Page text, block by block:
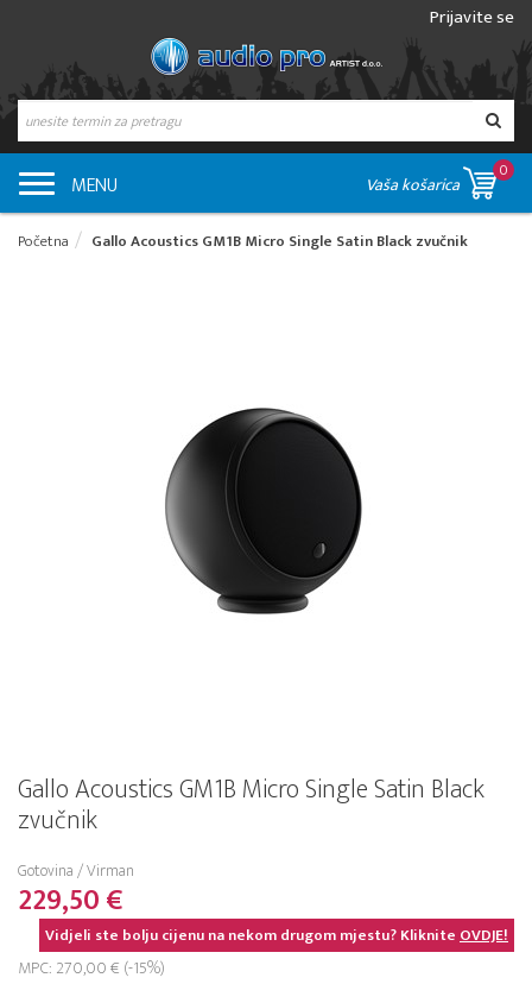
Prijavite se
MENU Vaša košarica
0
Početna Gallo Acoustics GM1B Micro Single Satin Black zvučnik
Gallo Acoustics GM1B Micro Single Satin Black
zvučnik
Gotovina / Virman
229,50 €
Vidjeli ste bolju cijenu na nekom drugom mjestu? KlikniteOVDJE!
MPC: 270,00 € (-15%)